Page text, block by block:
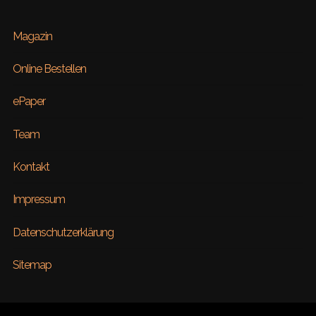
Magazin
Online Bestellen
ePaper
Team
Kontakt
Impressum
Datenschutzerklärung
Sitemap